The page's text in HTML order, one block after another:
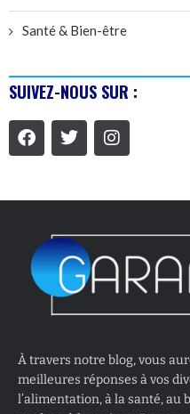
Santé & Bien-être
SUIVEZ-NOUS SUR :
À travers notre blog, vous
meilleures réponses à vos
l’alimentation, à la santé, au